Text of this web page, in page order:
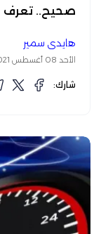
صحيح.. تعرف
هايدي سمير
الأحد 08 أغسطس 2021
شارك: